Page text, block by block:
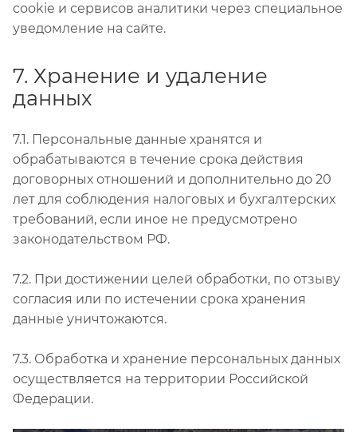
cookie и сервисов аналитики через специальное
уведомление на сайте.
7. Хранение и удаление
данных
7.1. Персональные данные хранятся и
обрабатываются в течение срока действия
договорных отношений и дополнительно до 20
лет для соблюдения налоговых и бухгалтерских
требований, если иное не предусмотрено
законодательством РФ.
7.2. При достижении целей обработки, по отзыву
согласия или по истечении срока хранения
данные уничтожаются.
7.3. Обработка и хранение персональных данных
осуществляется на территории Российской
Федерации.